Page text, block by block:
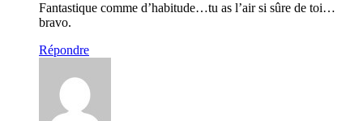
Fantastique comme d’habitude…tu as l’air si sûre de toi…
bravo.
Répondre